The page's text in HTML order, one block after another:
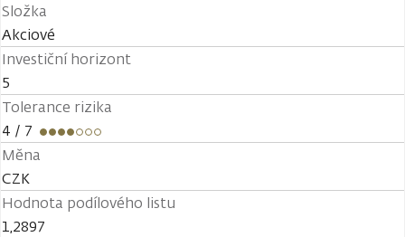
Složka
Akciové
Investiční horizont
5
Tolerance rizika
4 / 7
Měna
CZK
Hodnota podílového listu
1,2897